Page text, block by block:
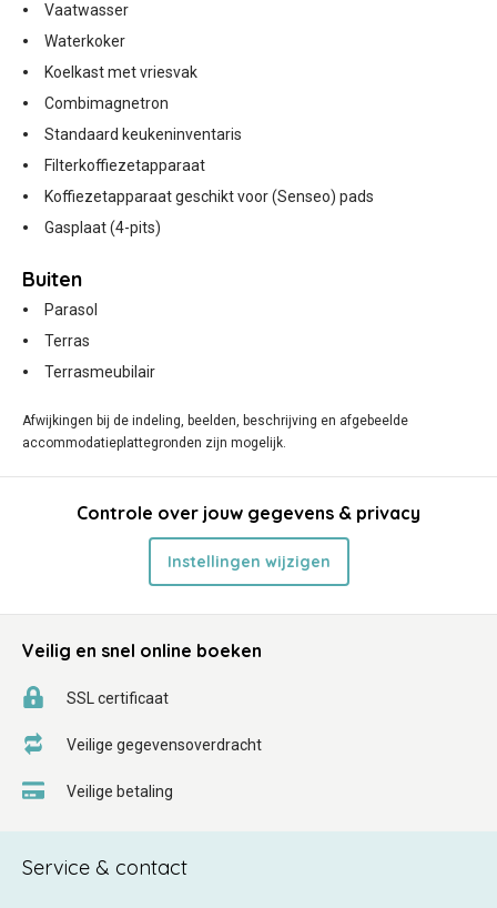
Vaatwasser
Waterkoker
Koelkast met vriesvak
Combimagnetron
Standaard keukeninventaris
Filterkoffiezetapparaat
Koffiezetapparaat geschikt voor (Senseo) pads
Gasplaat (4-pits)
Buiten
Parasol
Terras
Terrasmeubilair
Afwijkingen bij de indeling, beelden, beschrijving en afgebeelde
accommodatieplattegronden zijn mogelijk.
Controle over jouw gegevens & privacy
Instellingen wijzigen
Veilig en snel online boeken
SSL certificaat
Veilige gegevensoverdracht
Veilige betaling
Service & contact